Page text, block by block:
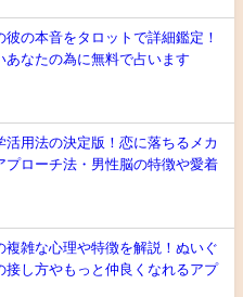
彼の本音をタロットで詳細鑑定！
あなたの為に無料で占います
活用法の決定版！恋に落ちるメカ
プローチ法・男性脳の特徴や愛着
複雑な心理や特徴を解説！ぬいぐ
接し方やもっと仲良くなれるアプ